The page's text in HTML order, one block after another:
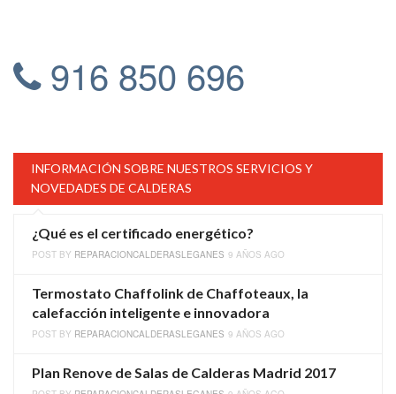
916 850 696
INFORMACIÓN SOBRE NUESTROS SERVICIOS Y
NOVEDADES DE CALDERAS
¿Qué es el certificado energético?
POST BY REPARACIONCALDERASLEGANES 9 AÑOS AGO
Termostato Chaffolink de Chaffoteaux, la
calefacción inteligente e innovadora
POST BY REPARACIONCALDERASLEGANES 9 AÑOS AGO
Plan Renove de Salas de Calderas Madrid 2017